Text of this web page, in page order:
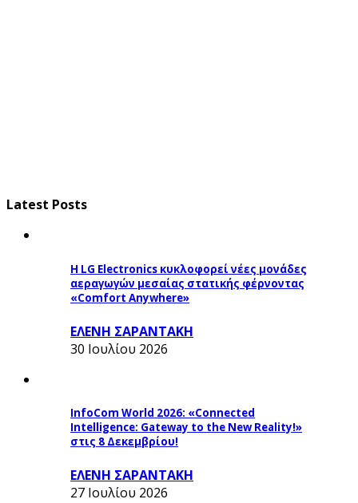
Latest Posts
Η LG Electronics κυκλοφορεί νέες μονάδες
αεραγωγών μεσαίας στατικής φέρνοντας
«Comfort Anywhere»
ΕΛΕΝΗ ΣΑΡΑΝΤΑΚΗ
30 Ιουλίου 2026
InfoCom World 2026: «Connected
Intelligence: Gateway to the New Reality!»
στις 8 Δεκεμβρίου!
ΕΛΕΝΗ ΣΑΡΑΝΤΑΚΗ
27 Ιουλίου 2026